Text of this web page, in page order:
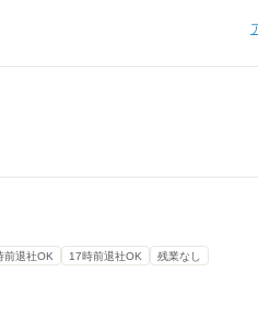
前退社OK 17時前退社OK 残業なし